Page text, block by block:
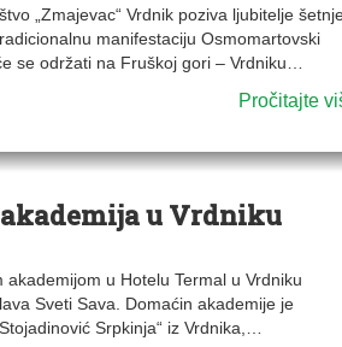
„Zmajevac“ Vrdnik poziva ljubitelje
manifestaciju Osmomartovski
se održati na Fruškoj gori – Vrdniku…
Pročitajte
u Vrdniku
akademijom u Hotelu Termal u Vrdniku
Sveti Sava. Domaćin akademije je
Srpkinja“ iz Vrdnika,…